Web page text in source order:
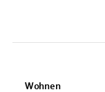
Wohnen